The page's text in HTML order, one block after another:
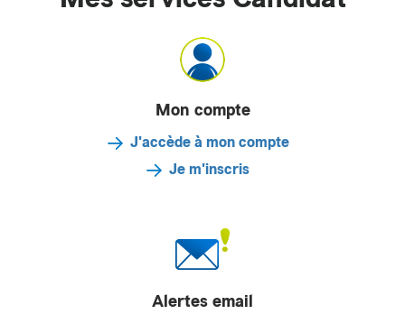
Mon compte
J'accède à mon compte
Je m'inscris
Alertes email